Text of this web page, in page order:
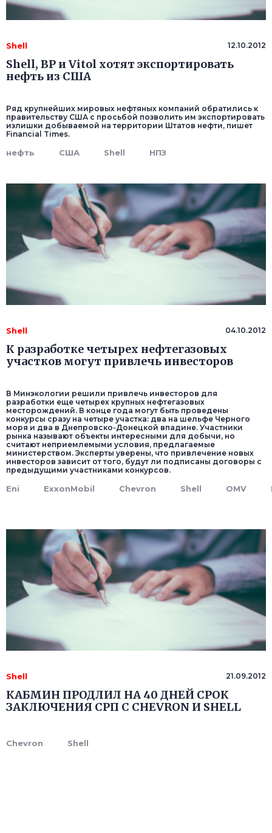
Shell 12.10.2012
Shell, BP и Vitol хотят экспортировать
нефть из США
Ряд крупнейших мировых нефтяных компаний обратились к
правительству США с просьбой позволить им экспортировать
излишки добываемой на территории Штатов нефти, пишет
Financial Times.
нефть США Shell НПЗ
Shell 04.10.2012
К разработке четырех нефтегазовых
участков могут привлечь инвесторов
В Минэкологии решили привлечь инвесторов для
разработки еще четырех крупных нефтегазовых
месторождений. В конце года могут быть проведены
конкурсы сразу на четыре участка: два на шельфе Черного
моря и два в Днепровско-Донецкой впадине. Участники
рынка называют объекты интересными для добычи, но
считают неприемлемыми условия, предлагаемые
министерством. Эксперты уверены, что привлечение новых
инвесторов зависит от того, будут ли подписаны договоры с
предыдущими участниками конкурсов.
Eni ExxonMobil Chevron Shell OMV
Shell 21.09.2012
КАБМИН ПРОДЛИЛ НА 40 ДНЕЙ СРОК
ЗАКЛЮЧЕНИЯ СРП С CHEVRON И SHELL
Chevron Shell